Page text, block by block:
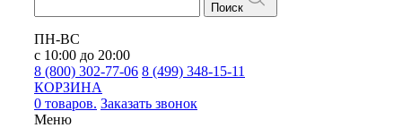
Поиск
ПН-ВС
с 10:00 до 20:00
8 (800) 302-77-06 8 (499) 348-15-11
КОРЗИНА
0 товаров. Заказать звонок
Меню